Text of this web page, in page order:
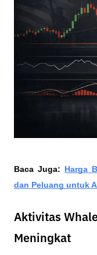
Baca Juga: Harga
dan Peluang untuk
Aktivitas
Meningkat